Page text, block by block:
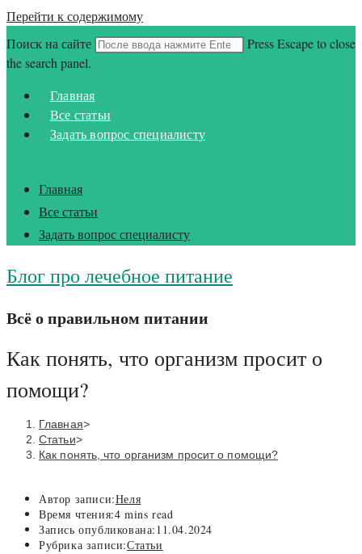
Перейти к содержимому
Поиск на сайте
Press Escape to close
the search panel.
Главная
Все статьи
Задать вопрос специалисту
Главная
Все статьи
Задать вопрос специалисту
Блог про лечебное питание
Всё о правильном питании
Как понять, что организм просит о
помощи?
Главная>
Статьи>
Как понять, что организм просит о помощи?
Автор записи:Неля
Время чтения:4 mins read
Запись опубликована: 11.04.2024
Рубрика записи:Статьи